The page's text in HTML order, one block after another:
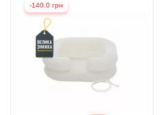
-140.0 грн